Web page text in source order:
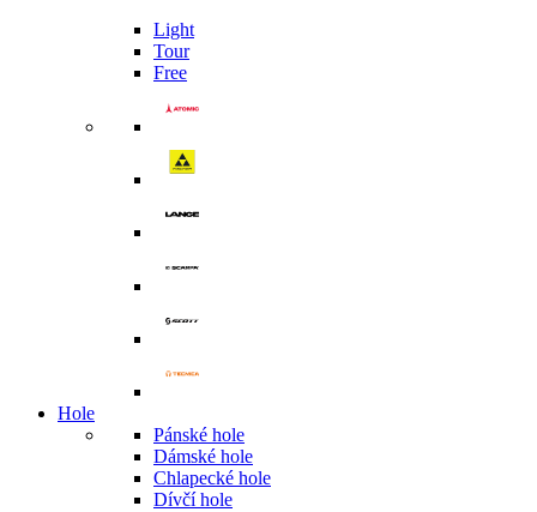
Light
Tour
Free
Hole
Pánské hole
Dámské hole
Chlapecké hole
Dívčí hole